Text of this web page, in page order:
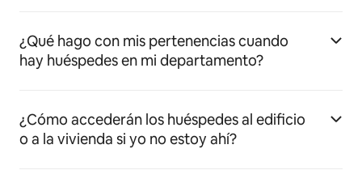
¿Qué hago con mis pertenencias cuando
hay huéspedes en mi departamento?
¿Cómo accederán los huéspedes al edificio
o a la vivienda si yo no estoy ahí?